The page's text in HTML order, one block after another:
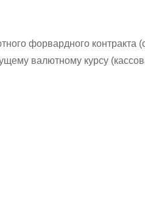
форвардного контракта
валютному курсу